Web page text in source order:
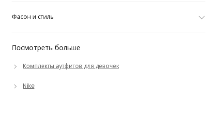
Посмотреть больше
Комплекты аутфитов для девочек
Nike
Фасон и стиль